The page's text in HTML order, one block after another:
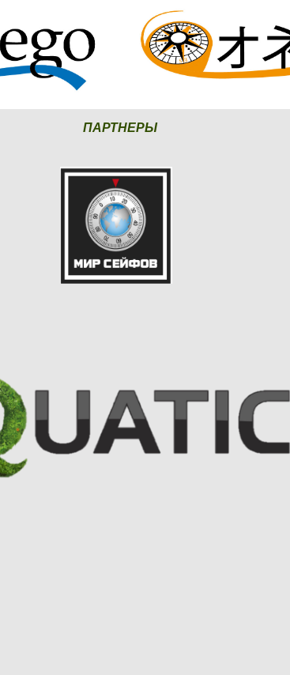
ПАРТНЕРЫ